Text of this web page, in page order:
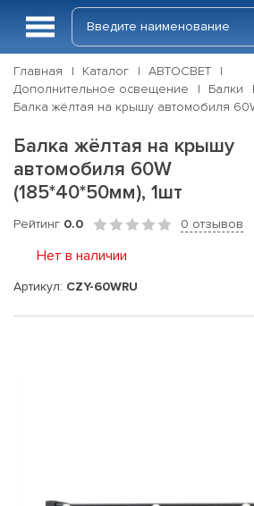
Главная Каталог
АВТОСВЕТ
Дополнительное освещение
Балки
Балка жёлтая на крышу автомобиля
Балка жёлтая на крышу
автомобиля 60W
(185*40*50мм), 1шт
Рейтинг 0.0 0 отзывов
Нет в наличии
Артикул: CZY-60WRU